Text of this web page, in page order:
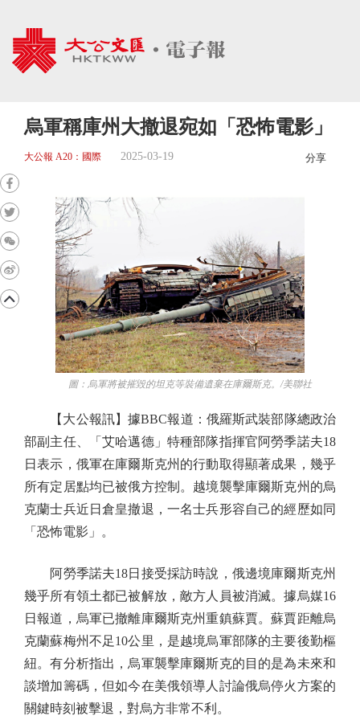
烏軍稱庫州大撤退宛如「恐怖電影」
大公報 A20：國際 2025-03-19 分享
圖：烏軍將被摧毀的坦克等裝備遺棄在庫爾斯克。/美聯社
【大公報訊】據BBC報道：俄羅斯武裝部隊總政治
部副主任、「艾哈邁德」特種部隊指揮官阿勞季諾夫18
日表示，俄軍在庫爾斯克州的行動取得顯著成果，幾乎
所有定居點均已被俄方控制。越境襲擊庫爾斯克州的烏
克蘭士兵近日倉皇撤退，一名士兵形容自己的經歷如同
「恐怖電影」。
阿勞季諾夫18日接受採訪時說，俄邊境庫爾斯克州
幾乎所有領土都已被解放，敵方人員被消滅。據烏媒16
日報道，烏軍已撤離庫爾斯克州重鎮蘇賈。蘇賈距離烏
克蘭蘇梅州不足10公里，是越境烏軍部隊的主要後勤樞
紐。有分析指出，烏軍襲擊庫爾斯克的目的是為未來和
談增加籌碼，但如今在美俄領導人討論俄烏停火方案的
關鍵時刻被擊退，對烏方非常不利。